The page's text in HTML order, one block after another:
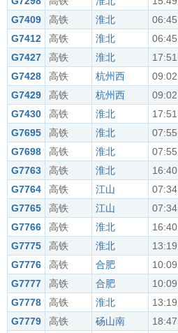
G7409
高铁 淮北 06:45
G7412
高铁 淮北 06:45
G7427
高铁 淮北 17:51
G7428
高铁 杭州西 09:02
G7429
高铁 杭州西 09:02
G7430
高铁 淮北 17:51
G7695
高铁 淮北 07:55
G7698
高铁 淮北 07:55
G7763
高铁 淮北 16:40
G7764
高铁 江山 07:34
G7765
高铁 江山 07:34
G7766
高铁 淮北 16:40
G7775
高铁 淮北 13:19
G7776
高铁 合肥 10:09
G7777
高铁 合肥 10:09
G7778
高铁 淮北 13:19
G7779
高铁 砀山南 18:47